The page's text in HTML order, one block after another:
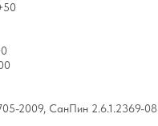
2009, СанПин 2.6.1.2369-08